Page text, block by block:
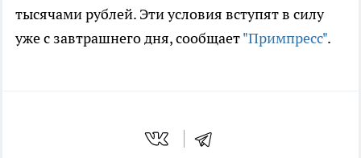
тысячами рублей. Эти условия вступят в силу
уже с завтрашнего дня, сообщает"Примпресс".